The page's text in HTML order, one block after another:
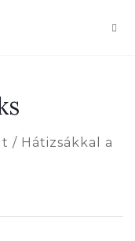
/ Hátizsákkal a